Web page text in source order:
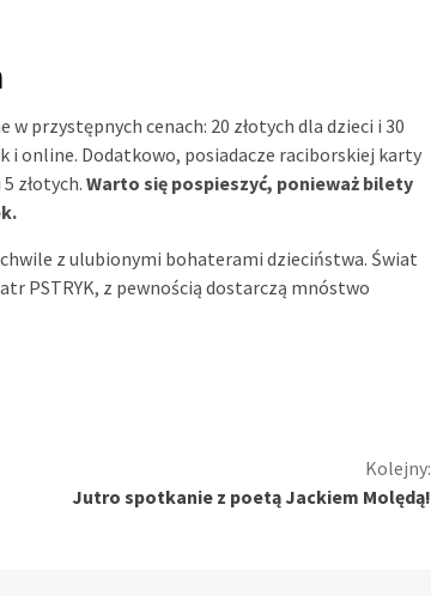
przystępnych cenach: 20 złotych dla dzieci i 30
i online. Dodatkowo, posiadacze raciborskiej karty
złotych.Warto się pospieszyć, ponieważ bilety
z ulubionymi bohaterami dzieciństwa. Świat
PSTRYK, z pewnością dostarczą mnóstwo
Kolejny:
Jutro spotkanie z poetą Jackiem Molędą!